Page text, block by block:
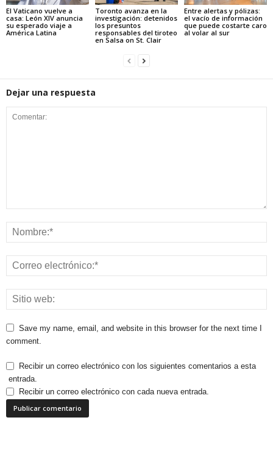
El Vaticano vuelve a
casa: León XIV anuncia
su esperado viaje a
América Latina
Toronto avanza en la
investigación: detenidos
los presuntos
responsables del tiroteo
en Salsa on St. Clair
Entre alertas y pólizas:
el vacío de información
que puede costarte caro
al volar al sur
Dejar una respuesta
Save my name, email, and website in this browser for the next time I
comment.
Recibir un correo electrónico con los siguientes comentarios a esta
entrada.
Recibir un correo electrónico con cada nueva entrada.